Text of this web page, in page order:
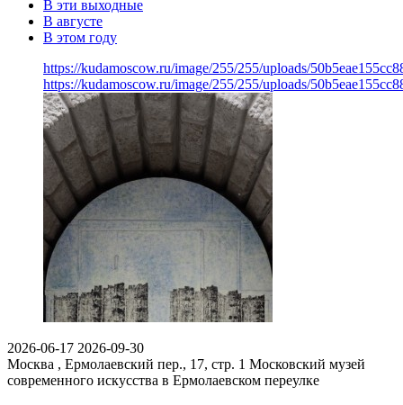
В эти выходные
В августе
В этом году
https://kudamoscow.ru/image/255/255/uploads/
https://kudamoscow.ru/image/255/255/uploads/
2026-06-17 2026-09-30
Москва , Ермолаевский пер., 17, стр. 1 Московский музей
современного искусства в Ермолаевском переулке